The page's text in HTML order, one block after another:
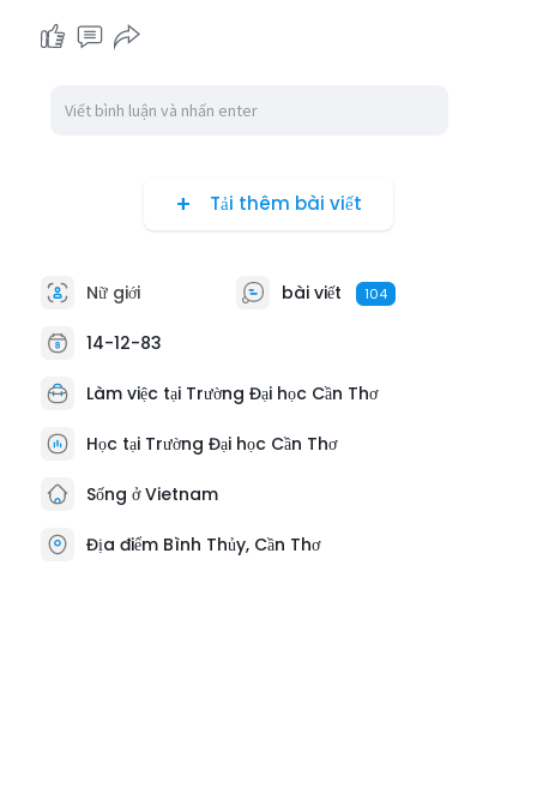
Tải thêm bài viết
Nữ giới bài viết 104
14-12-83
Làm việc tại Trường Đại học Cần Thơ
Học tại Trường Đại học Cần Thơ
Sống ở Vietnam
Địa điểm Bình Thủy, Cần Thơ